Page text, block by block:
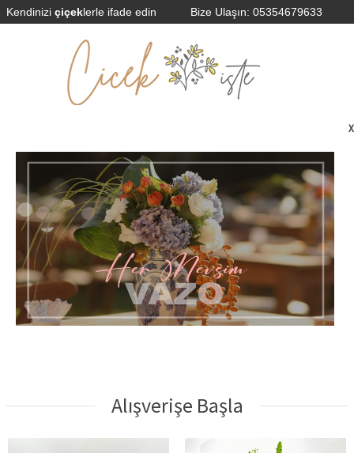
Kendinizi çiçeklerle ifade edin Bize Ulaşın: 05354679633
Alışverişe Başla